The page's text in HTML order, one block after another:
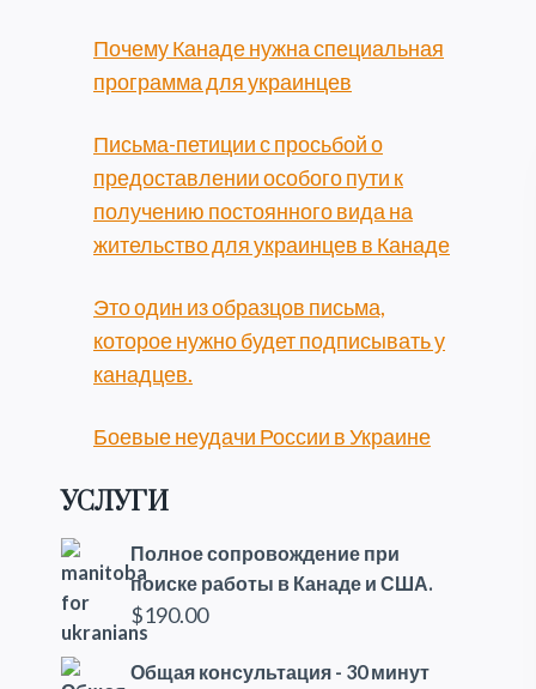
Почему Канаде нужна специальная
программа для украинцев
Письма-петиции с просьбой о
предоставлении особого пути к
получению постоянного вида на
жительство для украинцев в Канаде
Это один из образцов письма,
которое нужно будет подписывать у
канадцев.
Боевые неудачи России в Украине
УСЛУГИ
Полное сопровождение при
поиске работы в Канаде и США.
$190.00
Общая консультация - 30 минут